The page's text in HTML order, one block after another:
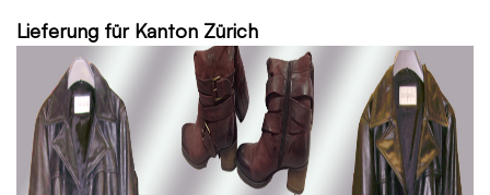
Lieferung für Kanton Zürich